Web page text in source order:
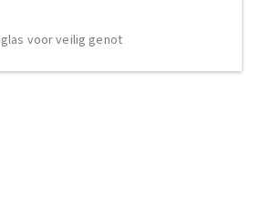
voor veilig genot